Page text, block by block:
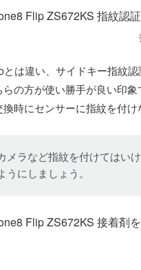
は違い、サイドキー指紋認
の方が使い勝手が良い印象
時にセンサーに指紋を付け
メラなど指紋を付けてはい
うにしましょう。